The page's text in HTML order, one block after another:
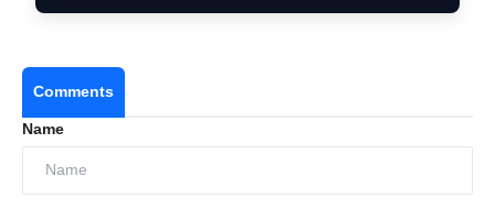
Comments
Name